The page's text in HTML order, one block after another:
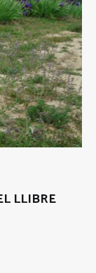
LLIBRE